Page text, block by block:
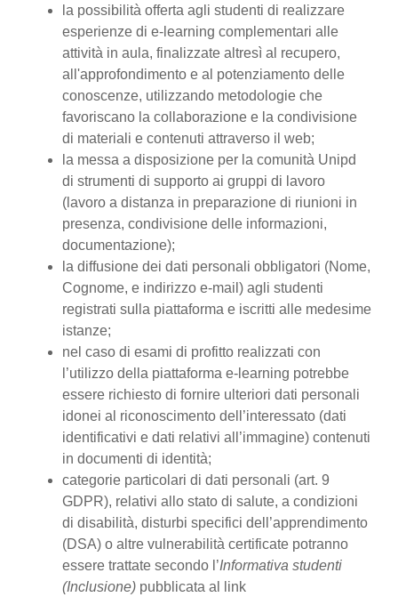
la possibilità offerta agli studenti di realizzare
esperienze di e-learning complementari alle
attività in aula, finalizzate altresì al recupero,
all'approfondimento e al potenziamento delle
conoscenze, utilizzando metodologie che
favoriscano la collaborazione e la condivisione
di materiali e contenuti attraverso il web;
la messa a disposizione per la comunità Unipd
di strumenti di supporto ai gruppi di lavoro
(lavoro a distanza in preparazione di riunioni in
presenza, condivisione delle informazioni,
documentazione);
la diffusione dei dati personali obbligatori (Nome,
Cognome, e indirizzo e-mail) agli studenti
registrati sulla piattaforma e iscritti alle medesime
istanze;
nel caso di esami di profitto realizzati con
l’utilizzo della piattaforma e-learning potrebbe
essere richiesto di fornire ulteriori dati personali
idonei al riconoscimento dell’interessato (dati
identificativi e dati relativi all’immagine) contenuti
in documenti di identità;
categorie particolari di dati personali (art. 9
GDPR), relativi allo stato di salute, a condizioni
di disabilità, disturbi specifici dell’apprendimento
(DSA) o altre vulnerabilità certificate potranno
essere trattate secondo l’Informativa studenti
(Inclusione) pubblicata al link